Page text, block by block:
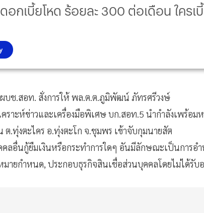
อกเบี้ยโหด ร้อยละ 300 ต่อเดือน ใคร
บช.สอท. สั่งการให้ พล.ต.ต.ภูมิพัฒน์ ภัทรศรีวงษ์
ราะห์ข่าวและเครื่องมือพิเศษ บก.สอท.5 นำกำลังเพร้อม
.ทุ่งตะไคร อ.ทุ่งตะโก จ.ชุมพร เข้าจับกุมนายสัต
ลอื่นกู้ยืมเงินหรือกระทำการใดๆ อันมีลักษณะเป็นการอำ
ายกำหนด, ประกอบธุรกิจสินเชื่อส่วนบุคคลโดยไม่ได้รั